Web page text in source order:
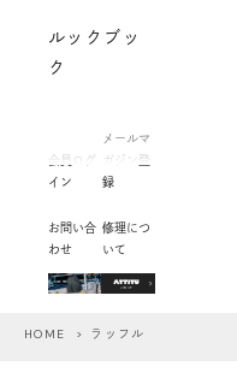
ルックブッ
ク
会員ログ
イン
メールマ
ガジン登
録
お問い合
わせ
修理につ
いて
HOME > ラッフル